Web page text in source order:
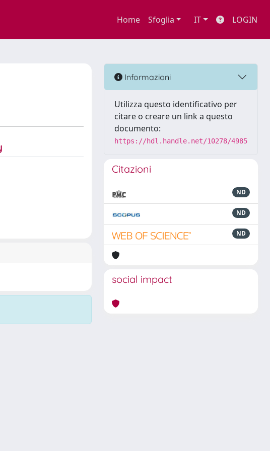
Home Sfoglia IT LOGIN
Informazioni
Utilizza questo identificativo per
citare o creare un link a questo
documento:
https://hdl.handle.net/10278/4985
Citazioni
ND
ND
ND
social impact